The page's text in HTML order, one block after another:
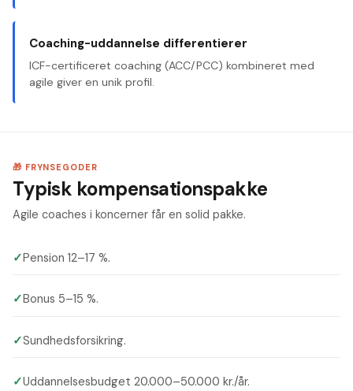
Coaching-uddannelse differentierer
ICF-certificeret coaching (ACC/PCC) kombineret med
agile giver en unik profil.
🎁 FRYNSEGODER
Typisk kompensationspakke
Agile coaches i koncerner får en solid pakke.
✓Pension 12–17 %.
✓Bonus 5–15 %.
✓Sundhedsforsikring.
✓Uddannelsesbudget 20.000–50.000 kr./år.